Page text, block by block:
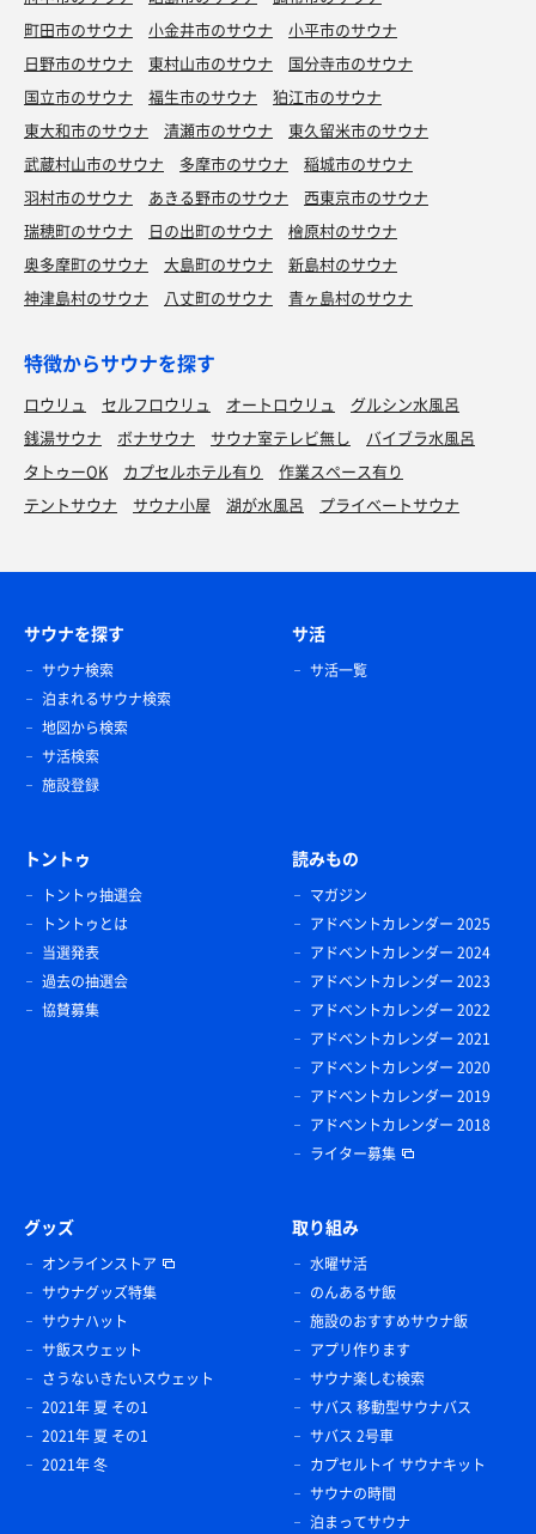
町田市のサウナ
小金井市のサウナ
小平市のサウナ
日野市のサウナ
東村山市のサウナ
国分寺市のサウナ
国立市のサウナ
福生市のサウナ
狛江市のサウナ
東大和市のサウナ
清瀬市のサウナ
東久留米市のサウナ
武蔵村山市のサウナ
多摩市のサウナ
稲城市のサウナ
羽村市のサウナ
あきる野市のサウナ
西東京市のサウナ
瑞穂町のサウナ
日の出町のサウナ
檜原村のサウナ
奥多摩町のサウナ
大島町のサウナ
新島村のサウナ
神津島村のサウナ
八丈町のサウナ 青ヶ島村のサウナ
特徴からサウナを探す
ロウリュ セルフロウリュ オートロウリュ
グルシン水風呂
銭湯サウナ
ボナサウナ サウナ室テレビ無し
バイブラ水風呂
タトゥーOK
カプセルホテル有り
作業スペース有り
テントサウナ
サウナ小屋 湖が水風呂 プライベートサウナ
サウナを探す
サウナ検索
泊まれるサウナ検索
地図から検索
サ活検索
施設登録
サ活
サ活一覧
トントゥ
トントゥ抽選会
トントゥとは
当選発表
過去の抽選会
協賛募集
読みもの
マガジン
アドベントカレンダー 2025
アドベントカレンダー 2024
アドベントカレンダー 2023
アドベントカレンダー 2022
アドベントカレンダー 2021
アドベントカレンダー 2020
アドベントカレンダー 2019
アドベントカレンダー 2018
ライター募集
グッズ
オンラインストア
サウナグッズ特集
サウナハット
サ飯スウェット
さうないきたいスウェット
2021年 夏 その1
2021年 夏 その1
2021年 冬
取り組み
水曜サ活
のんあるサ飯
施設のおすすめサウナ飯
アプリ作ります
サウナ楽しむ検索
サバス 移動型サウナバス
サバス 2号車
カプセルトイ サウナキット
サウナの時間
泊まってサウナ